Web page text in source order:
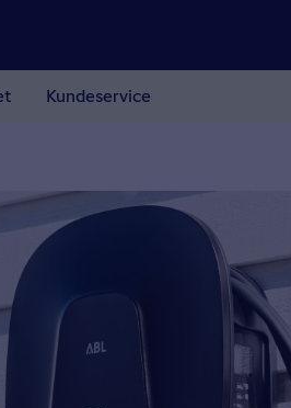
Kundeservice